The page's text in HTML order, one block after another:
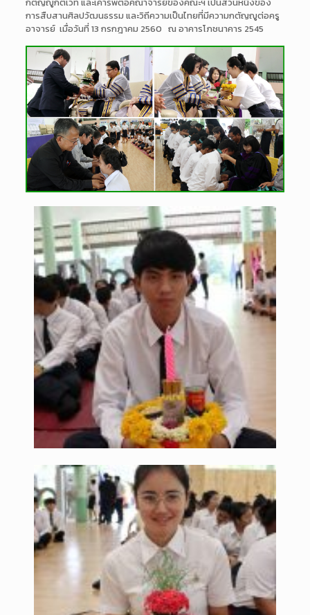
กตัญญูกตเวที และเคารพต่อคณาจารย์ของคณะฯ เป็นส่วนหนึ่งของ
การสืบสานศิลปวัฒนธรรม และวิถีความเป็นไทยที่มีความกตัญญูต่อครู
อาจารย์ เมื่อวันที่ 13 กรกฎาคม 2560 ณ อาคารโภชนาคาร 2545